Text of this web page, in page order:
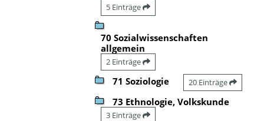
5 Einträge
70 Sozialwissenschaften
allgemein
2 Einträge
71 Soziologie 20 Einträge
73 Ethnologie, Volkskunde
3 Einträge